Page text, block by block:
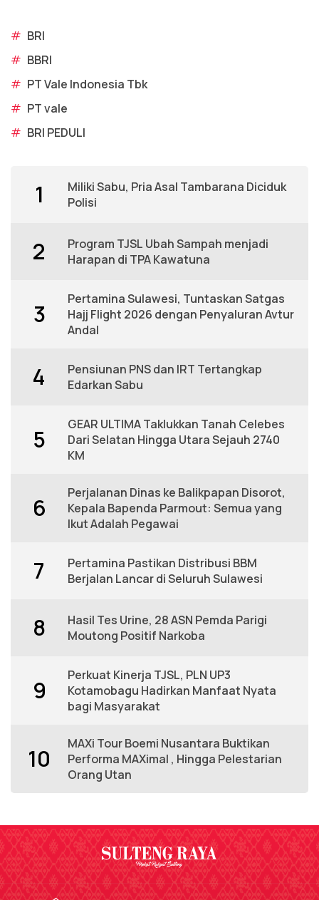
# BRI
# BBRI
# PT Vale Indonesia Tbk
# PT vale
# BRI PEDULI
1
Miliki Sabu, Pria Asal Tambarana Diciduk
Polisi
2
Program TJSL Ubah Sampah menjadi
Harapan di TPA Kawatuna
3
Pertamina Sulawesi, Tuntaskan Satgas
Hajj Flight 2026 dengan Penyaluran Avtur
Andal
4
Pensiunan PNS dan IRT Tertangkap
Edarkan Sabu
5
GEAR ULTIMA Taklukkan Tanah Celebes
Dari Selatan Hingga Utara Sejauh 2740
KM
6
Perjalanan Dinas ke Balikpapan Disorot,
Kepala Bapenda Parmout: Semua yang
Ikut Adalah Pegawai
7
Pertamina Pastikan Distribusi BBM
Berjalan Lancar di Seluruh Sulawesi
8
Hasil Tes Urine, 28 ASN Pemda Parigi
Moutong Positif Narkoba
9
Perkuat Kinerja TJSL, PLN UP3
Kotamobagu Hadirkan Manfaat Nyata
bagi Masyarakat
10
MAXi Tour Boemi Nusantara Buktikan
Performa MAXimal , Hingga Pelestarian
Orang Utan